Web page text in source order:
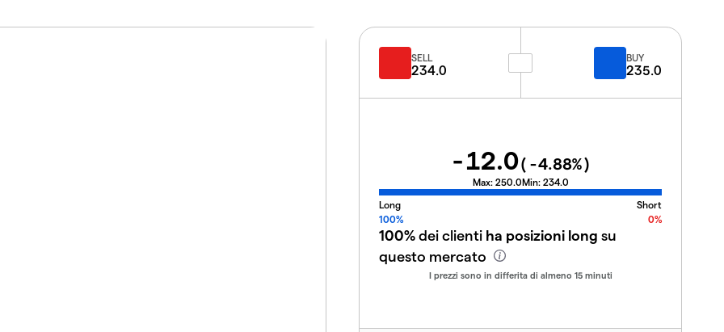
SELL
234.0
BUY
235.0
-12.0( -4.88%)
Max: 250.0Min: 234.0
Long
Short
100%
0%
100%dei clienti ha posizioni long su
questo mercato
I prezzi sono in differita di almeno 15 minuti